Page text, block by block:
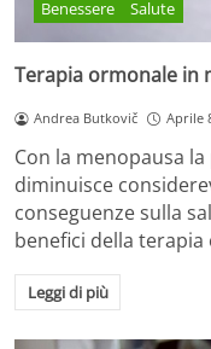
Benessere Salute
Terapia ormonale in
Andrea Butkovič Aprile
Con la menopausa
diminuisce
conseguenze sulla
benefici della terapia
Leggi di più